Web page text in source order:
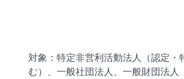
対象：特定非営利活動法人（認定・
む）、一般社団法人、一般財団法人